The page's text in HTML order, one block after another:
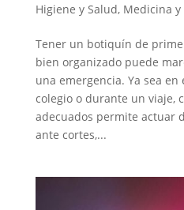
Higiene y Salud, Medicina y
Tener un botiquín de
bien organizado puede
una emergencia. Ya sea
colegio o durante un viaje,
adecuados permite actuar
ante cortes,...